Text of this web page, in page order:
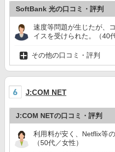
SoftBank 光の口コミ・評判
速度等問題が生じたが、
イスを受けられた。（40
その他の口コミ・評判
J:COM NET
J:COM NETの口コミ・評判
利用料が安く、Netflix等
（50代／女性）